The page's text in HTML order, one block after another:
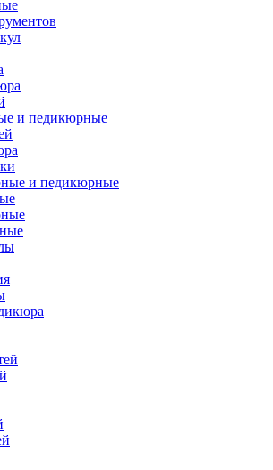
и педикюрные
и педикюрные